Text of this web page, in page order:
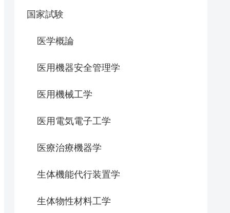
国家試験
医学概論
医用機器安全管理学
医用機械工学
医用電気電子工学
医療治療機器学
生体機能代行装置学
生体物性材料工学